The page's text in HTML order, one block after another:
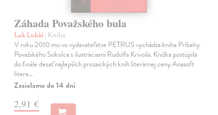
Záhada Považského bula
Luk Lukáš| Kniha
V roku 2010 mu vo vydavateľstve PETRUS vychádza kniha Príbehy
Považského Sokolca s ilustráciami Rudolfa Krivoša. Knižka postúpila
do finále desať najlepších prozaických kníh literárnej ceny Anasoft
litera…
Zasielame do 14 dní
2,91 €